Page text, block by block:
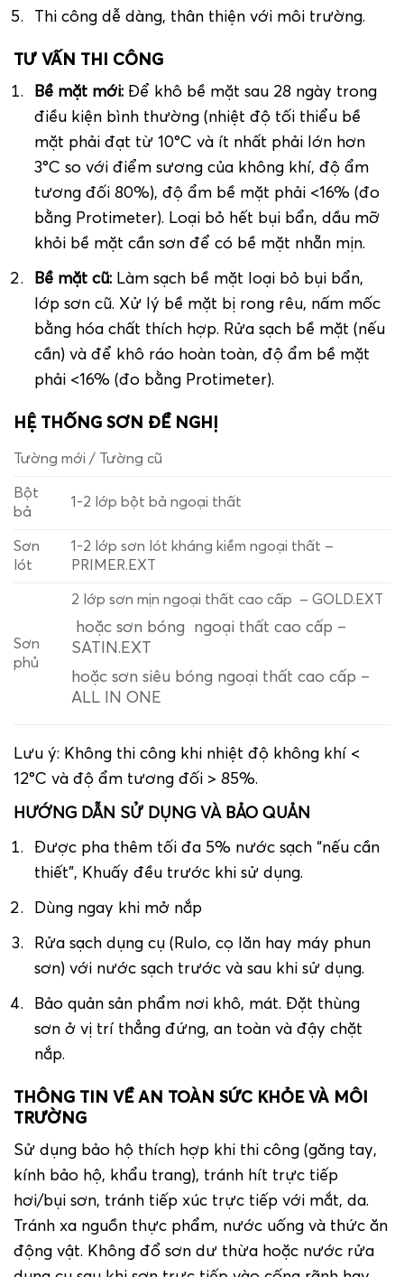
Thi công dễ dàng, thân thiện với môi trường.
TƯ VẤN THI CÔNG
Bề mặt mới: Để khô bề mặt sau 28 ngày trong
điều kiện bình thường (nhiệt độ tối thiểu bề
mặt phải đạt từ 10°C và ít nhất phải lớn hơn
3°C so với điểm sương của không khí, độ ẩm
tương đối 80%), độ ẩm bề mặt phải <16% (đo
bằng Protimeter). Loại bỏ hết bụi bẩn, dầu mỡ
khỏi bề mặt cần sơn để có bề mặt nhẵn mịn.
Bề mặt cũ: Làm sạch bề mặt loại bỏ bụi bẩn,
lớp sơn cũ. Xử lý bề mặt bị rong rêu, nấm mốc
bằng hóa chất thích hợp. Rửa sạch bề mặt (nếu
cần) và để khô ráo hoàn toàn, độ ẩm bề mặt
phải <16% (đo bằng Protimeter).
HỆ THỐNG SƠN ĐỀ NGHỊ
Tường mới / Tường cũ
Bột
bả
1-2 lớp bột bả ngoại thất
Sơn
lót
1-2 lớp sơn lót kháng kiềm ngoại thất –
PRIMER.EXT
Sơn
phủ
2 lớp sơn mịn ngoại thất cao cấp – GOLD.EXT
hoặc sơn bóng ngoại thất cao cấp –
SATIN.EXT
hoặc sơn siêu bóng ngoại thất cao cấp –
ALL IN ONE
Lưu ý: Không thi công khi nhiệt độ không khí <
12°C và độ ẩm tương đối > 85%.
HƯỚNG DẪN SỬ DỤNG VÀ BẢO QUẢN
Được pha thêm tối đa 5% nước sạch “nếu cần
thiết”, Khuấy đều trước khi sử dụng.
Dùng ngay khi mở nắp
Rửa sạch dụng cụ (Rulo, cọ lăn hay máy phun
sơn) với nước sạch trước và sau khi sử dụng.
Bảo quản sản phẩm nơi khô, mát. Đặt thùng
sơn ở vị trí thẳng đứng, an toàn và đậy chặt
nắp.
THÔNG TIN VỀ AN TOÀN SỨC KHỎE VÀ MÔI
TRƯỜNG
Sử dụng bảo hộ thích hợp khi thi công (găng tay,
kính bảo hộ, khẩu trang), tránh hít trực tiếp
hơi/bụi sơn, tránh tiếp xúc trực tiếp với mắt, da.
Tránh xa nguồn thực phẩm, nước uống và thức ăn
động vật. Không đổ sơn dư thừa hoặc nước rửa